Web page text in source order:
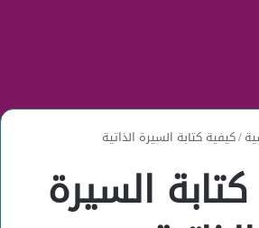
/كيفية كتابة السيرة الذاتية
السيرة